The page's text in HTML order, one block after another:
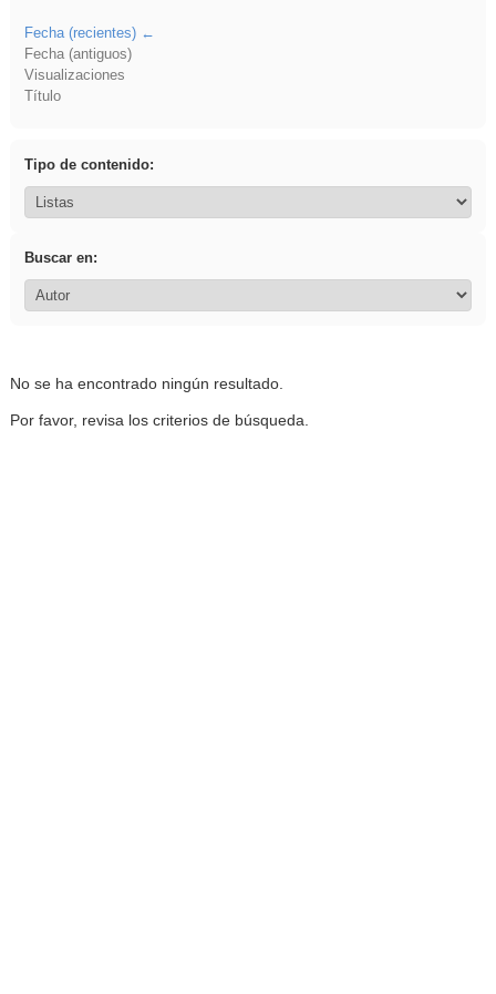
Fecha (recientes)
Fecha (antiguos)
Visualizaciones
Título
Tipo de contenido:
Buscar en:
No se ha encontrado ningún resultado.
Por favor, revisa los criterios de búsqueda.